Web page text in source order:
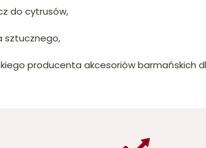
do cytrusów,
sztucznego,
producenta akcesoriów barmańskich